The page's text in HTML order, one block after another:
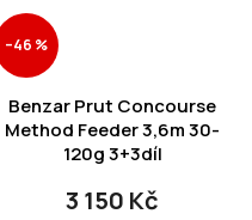
–46 %
Benzar Prut Concourse
Method Feeder 3,6m 30-
120g 3+3díl
3 150 Kč